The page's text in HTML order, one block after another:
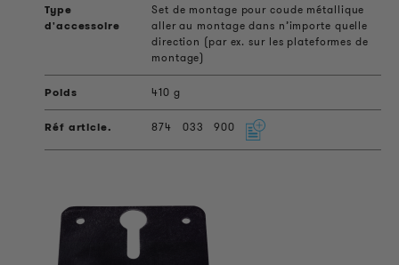
Set de montage pour coude métallique
aller au montage dans n’importe quelle
direction (par ex. sur les plateformes de
montage)
410 g
874 033 900